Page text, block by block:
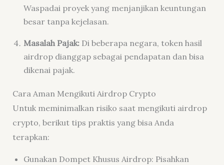
Waspadai proyek yang menjanjikan keuntungan
besar tanpa kejelasan.
Masalah Pajak: Di beberapa negara, token hasil
airdrop dianggap sebagai pendapatan dan bisa
dikenai pajak.
Cara Aman Mengikuti Airdrop Crypto
Untuk meminimalkan risiko saat mengikuti airdrop
crypto, berikut tips praktis yang bisa Anda
terapkan:
Gunakan Dompet Khusus Airdrop: Pisahkan